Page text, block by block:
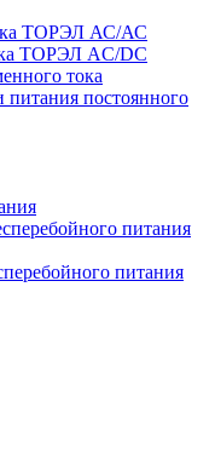
ТОРЭЛ АС/АС
ТОРЭЛ AC/DC
тока
постоянного
питания
питания